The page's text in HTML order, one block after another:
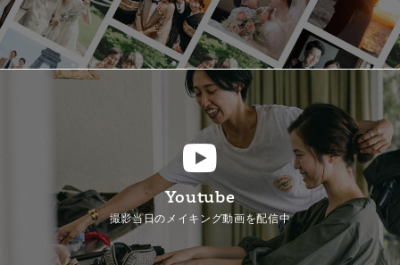
Youtube
撮影当日のメイキング動画を配信中